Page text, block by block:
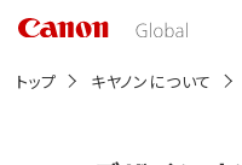
トップ キヤノンについて